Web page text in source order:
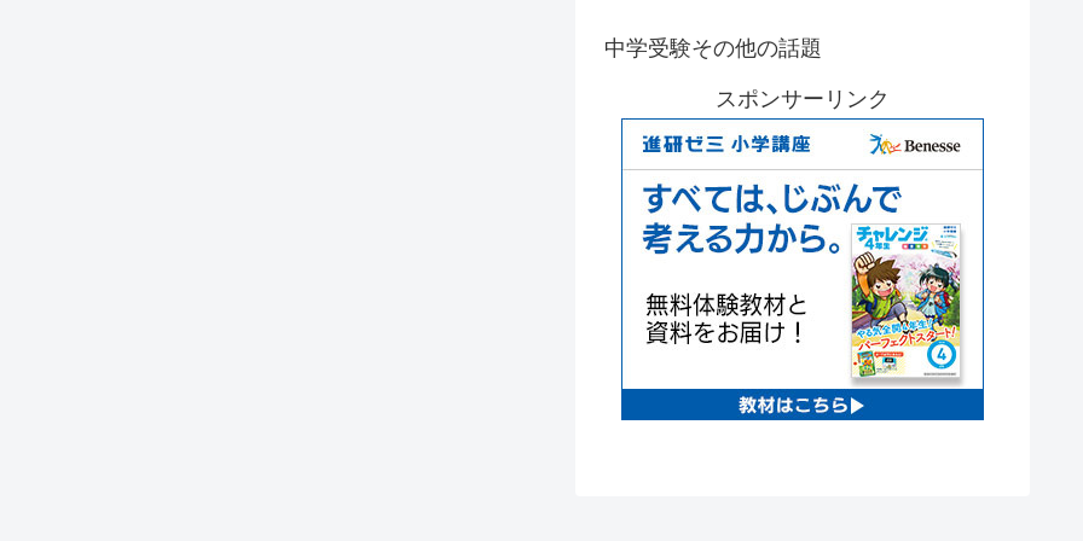
中学受験その他の話題
スポンサーリンク